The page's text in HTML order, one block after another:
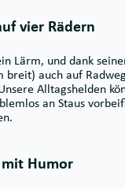
vier Rädern
Lärm, und dank
breit) auch auf
Alltagshelden
an Staus
mit Humor